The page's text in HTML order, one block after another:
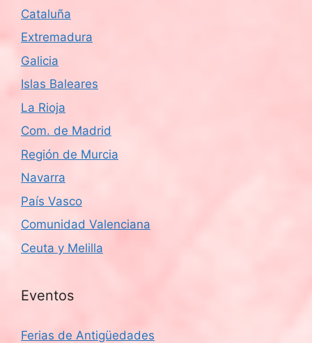
Cataluña
Extremadura
Galicia
Islas Baleares
La Rioja
Com. de Madrid
Región de Murcia
Navarra
País Vasco
Comunidad Valenciana
Ceuta y Melilla
Eventos
Ferias de Antigüedades